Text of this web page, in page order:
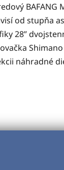
BAFANG
od
28”
náhradné